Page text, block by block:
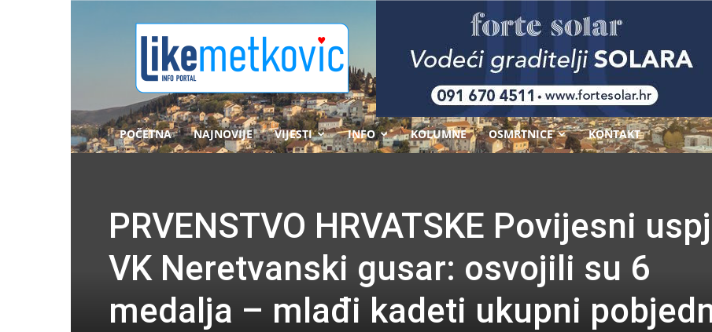
POČETNA NAJNOVIJE VIJESTI INFO KOLUMNE OSMRTNICE KONTAKT
PRVENSTVO HRVATSKE Povijesni
VK Neretvanski gusar: osvojili su 6
medalja – mlađi kadeti ukupni